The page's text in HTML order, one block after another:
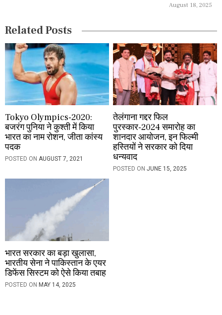
o
n
August 18, 2025
Related Posts
Tokyo Olympics-2020:
बजरंग पुनिया ने कुश्ती में किया
भारत का नाम रोशन, जीता कांस्य
पदक
POSTED ON AUGUST 7, 2021
तेलंगाना गद्दर फिल
पुरस्कार-2024 समारोह का
शानदार आयोजन, इन फिल्मी
हस्तियों ने सरकार को दिया
धन्यवाद
POSTED ONJUNE 15, 2025
भारत सरकार का बड़ा खुलासा,
भारतीय सेना ने पाकिस्तान के एयर
डिफेंस सिस्टम को ऐसे किया तबाह
POSTED ON MAY 14, 2025